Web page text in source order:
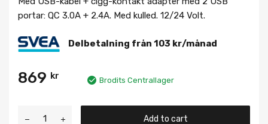
portar: QC 3.0A + 2.4A. Med kulled. 12/24 Volt.
Delbetalning från 103 kr/månad
869 kr Brodits Centrallager
Add to cart